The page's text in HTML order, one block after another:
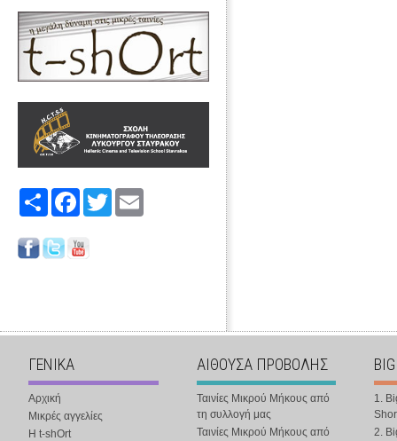
Share FacebookTwitter
ΓΕΝΙΚΑ
Αρχική
Μικρές αγγελίες
Η t-shOrt
ΑΙΘΟΥΣΑ ΠΡΟΒΟΛΗΣ
Ταινίες Μικρού Μήκους από
τη συλλογή μας
Ταινίες Μικρού Μήκους από
1.
2.